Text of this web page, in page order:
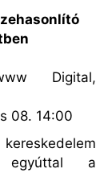
Digital,
08. 14:00
egyúttal a